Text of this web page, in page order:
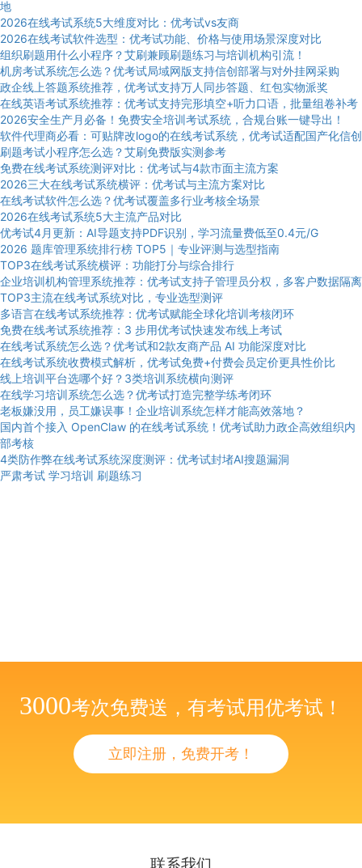
地
2026在线考试系统5大维度对比：优考试vs友商
2026在线考试软件选型：优考试功能、价格与使用场景深度对比
组织刷题用什么小程序？艾刷兼顾刷题练习与培训机构引流！
机房考试系统怎么选？优考试局域网版支持信创部署与对外挂网采购
政企线上答题系统推荐，优考试支持万人同步答题、红包实物派奖
在线英语考试系统推荐：优考试支持完形填空+听力口语，批量组卷补考
2026安全生产月必备！免费安全培训考试系统，合规台账一键导出！
软件代理商必看：可贴牌改logo的在线考试系统，优考试适配国产化信创
刷题考试小程序怎么选？艾刷免费版实测参考
免费在线考试系统测评对比：优考试与4款市面主流方案
2026三大在线考试系统横评：优考试与主流方案对比
在线考试软件怎么选？优考试覆盖多行业考核全场景
2026在线考试系统5大主流产品对比
优考试4月更新：AI导题支持PDF识别，学习流量费低至0.4元/G
2026 题库管理系统排行榜 TOP5｜专业评测与选型指南
TOP3在线考试系统横评：功能打分与综合排行
企业培训机构管理系统推荐：优考试支持子管理员分权，多客户数据隔离
TOP3主流在线考试系统对比，专业选型测评
多语言在线考试系统推荐：优考试赋能全球化培训考核闭环
免费在线考试系统推荐：3 步用优考试快速发布线上考试
在线考试系统怎么选？优考试和2款友商产品 AI 功能深度对比
在线考试系统收费模式解析，优考试免费+付费会员定价更具性价比
线上培训平台选哪个好？3类培训系统横向测评
在线学习培训系统怎么选？优考试打造完整学练考闭环
老板嫌没用，员工嫌误事！企业培训系统怎样才能高效落地？
国内首个接入 OpenClaw 的在线考试系统！优考试助力政企高效组织内
部考核
4类防作弊在线考试系统深度测评：优考试封堵AI搜题漏洞
严肃考试 学习培训 刷题练习
3000考次免费送，有考试用优考试！
立即注册，免费开考！